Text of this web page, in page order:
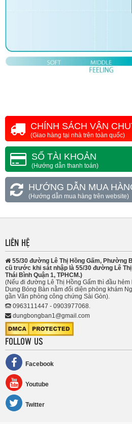
CHÍNH SÁCH VẬN
(Giao hàng tại nhà trên toàn quốc)
SỐ TÀI KHOẢN
(Hướng dẫn thanh toán)
HƯỚNG DẪN MUA
(Hướng dẫn mua hàng trên website)
LIÊN HỆ
55/30 đường Lê Thị Hồng Gấm, Phường
cũ trước khi sát nhập là 55/30 đường Lê
Thái Bình Quận 1, TPHCM.)
(Nếu đi đường Lê Thị Hồng Gấm thì đầu
Dung Bóng Bàn nằm đối diện phòng khám
gần Văn phòng công chứng Sài Gòn).
0963111447 - 0903977068.
dungbongban1@gmail.com
FOLLOW US
Facebook
Youtube
Twitter